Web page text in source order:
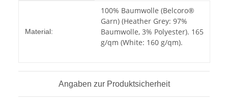
Material:
100% Baumwolle (Belcoro®
Garn) (Heather Grey: 97%
Baumwolle, 3% Polyester). 165
g/qm (White: 160 g/qm).
Angaben zur Produktsicherheit